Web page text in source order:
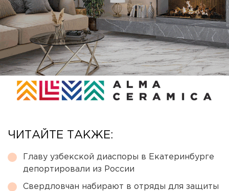
ЧИТАЙТЕ ТАКЖЕ:
Главу узбекской диаспоры в Екатеринбурге
депортировали из России
Свердловчан набирают в отряды для защиты